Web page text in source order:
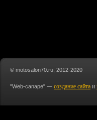
© motosalon70.ru, 2012-2020
"Web-canape" — создание сайта и